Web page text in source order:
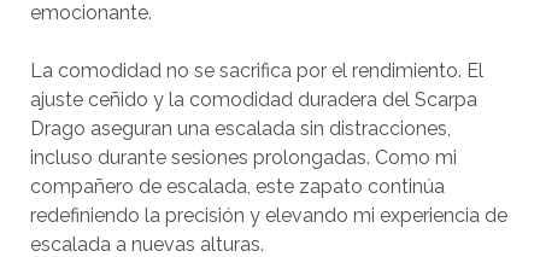
emocionante.
La comodidad no se sacrifica por el rendimiento. El
ajuste ceñido y la comodidad duradera del Scarpa
Drago aseguran una escalada sin distracciones,
incluso durante sesiones prolongadas. Como mi
compañero de escalada, este zapato continúa
redefiniendo la precisión y elevando mi experiencia de
escalada a nuevas alturas.